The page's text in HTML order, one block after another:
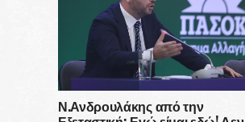
Ν.Ανδρουλάκης από την